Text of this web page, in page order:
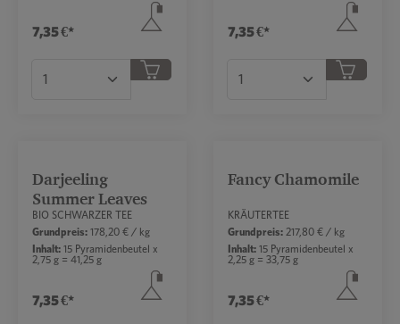
7,35 €*
Produkt Anzahl: Gib den gewünschten
7,35 €*
Produkt Anzahl:
Durchschnittliche Bewertung von 5 von 5 Sternen
Darjeeling
Summer Leaves
BIO SCHWARZER TEE
Grundpreis: 178,20 € / kg
Inhalt: 15 Pyramidenbeutel x
2,75 g = 41,25 g
7,35 €*
Fancy Chamomile
KRÄUTERTEE
Grundpreis: 217,80 € / kg
Inhalt: 15 Pyramidenbeutel x
2,25 g = 33,75 g
7,35 €*